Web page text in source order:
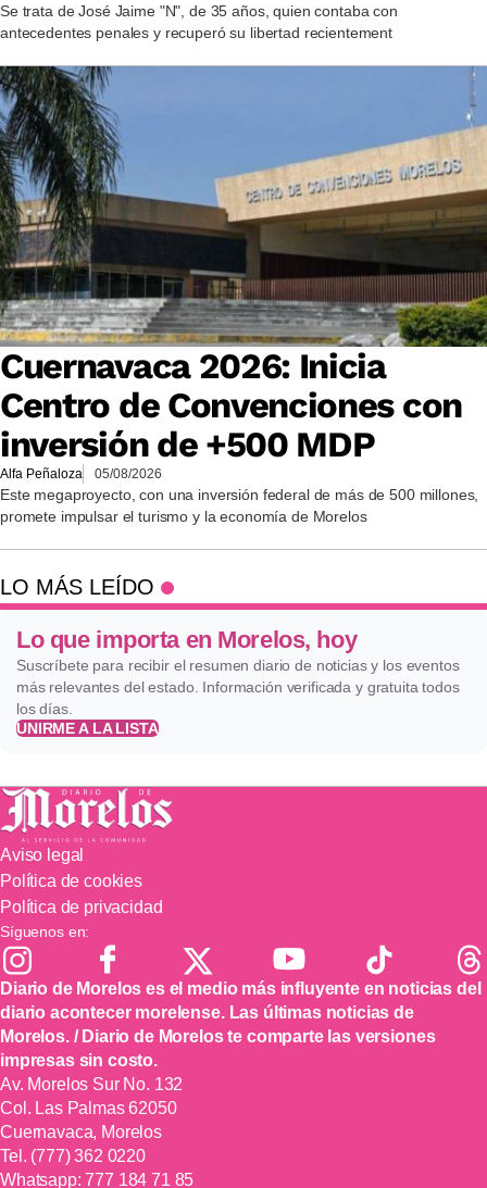
Se trata de José Jaime "N", de 35 años, quien contaba con
antecedentes penales y recuperó su libertad recientement
Cuernavaca 2026: Inicia
Centro de Convenciones con
inversión de +500 MDP
Alfa Peñaloza 05/08/2026
Este megaproyecto, con una inversión federal de más de 500 millones,
promete impulsar el turismo y la economía de Morelos
LO MÁS LEÍDO
Lo que importa en Morelos, hoy
Suscríbete para recibir el resumen diario de noticias y los eventos
más relevantes del estado. Información verificada y gratuita todos
los días.
UNIRME A LA LISTA
Aviso legal
Política de cookies
Política de privacidad
Síguenos en:
Diario de Morelos es el medio más influyente en noticias del
diario acontecer morelense. Las últimas noticias de
Morelos. / Diario de Morelos te comparte las versiones
impresas sin costo.
Av. Morelos Sur No. 132
Col. Las Palmas 62050
Cuernavaca, Morelos
Tel. (777) 362 0220
Whatsapp:777 184 71 85